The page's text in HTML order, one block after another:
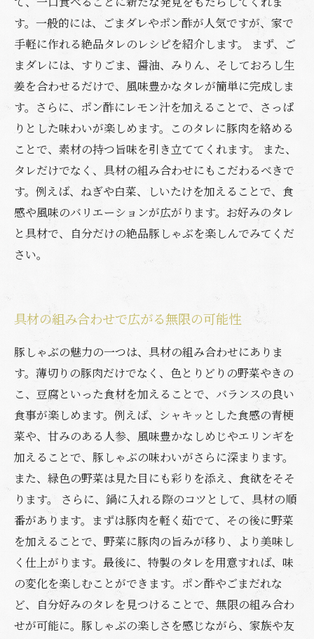
す。一般的には、ごまダレやポン酢が人気ですが、家で
手軽に作れる絶品タレのレシピを紹介します。 まず、ご
まダレには、すりごま、醤油、みりん、そしておろし生
姜を合わせるだけで、風味豊かなタレが簡単に完成しま
す。さらに、ポン酢にレモン汁を加えることで、さっぱ
りとした味わいが楽しめます。このタレに豚肉を絡める
ことで、素材の持つ旨味を引き立ててくれます。 また、
タレだけでなく、具材の組み合わせにもこだわるべきで
す。例えば、ねぎや白菜、しいたけを加えることで、食
感や風味のバリエーションが広がります。お好みのタレ
と具材で、自分だけの絶品豚しゃぶを楽しんでみてくだ
さい。
具材の組み合わせで広がる無限の可能性
豚しゃぶの魅力の一つは、具材の組み合わせにありま
す。薄切りの豚肉だけでなく、色とりどりの野菜やきの
こ、豆腐といった食材を加えることで、バランスの良い
食事が楽しめます。例えば、シャキッとした食感の青梗
菜や、甘みのある人参、風味豊かなしめじやエリンギを
加えることで、豚しゃぶの味わいがさらに深まります。
また、緑色の野菜は見た目にも彩りを添え、食欲をそそ
ります。 さらに、鍋に入れる際のコツとして、具材の順
番があります。まずは豚肉を軽く茹でて、その後に野菜
を加えることで、野菜に豚肉の旨みが移り、より美味し
く仕上がります。最後に、特製のタレを用意すれば、味
の変化を楽しむことができます。ポン酢やごまだれな
ど、自分好みのタレを見つけることで、無限の組み合わ
せが可能に。豚しゃぶの楽しさを感じながら、家族や友